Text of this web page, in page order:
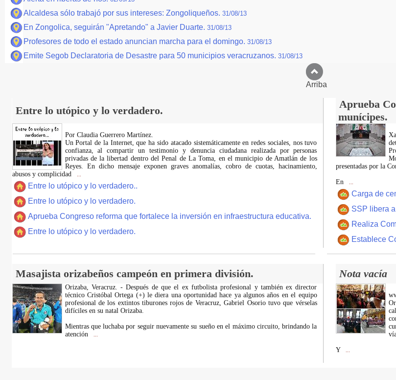
Alcaldesa sólo trabajó por sus intereses: Zongoliqueños. 31/08/13
En Zongolica, seguirán "Apretando" a Javier Duarte. 31/08/13
Profesores de todo el estado anuncian marcha para el domingo. 31/08/13
Emite Segob Declaratoria de Desastre para 50 municipios veracruzanos. 31/08/13
Arriba
Entre lo utópico y lo verdadero.
Aprueba
munícipes.
Por Claudia Guerrero Martínez.
​Un Portal de la Internet, que ha sido atacado sistemáticamente en redes sociales, nos tuvo
confianza, al compartir un testimonio y denuncia ciudadana realizada por personas
privadas de la libertad dentro del Penal de La Toma, en el municipio de Amatlán de los
Reyes. En dicho mensaje exponen graves anomalías, cobro de cuotas, hacinamiento,
abusos y complicidad
Entre lo utópico y lo verdadero..
Entre lo utópico y lo verdadero.
Aprueba Congreso reforma que fortalece la inversión en infraestructura educativa.
Entre lo utópico y lo verdadero.
presentadas por la
En
Carga de
SSP libera
Realiza
Establece
Masajista orizabeños campeón en primera división. Nota vacía
Orizaba, Veracruz. - Después de que el ex futbolista profesional y también ex director
técnico Cristóbal Ortega (+) le diera una oportunidad hace ya algunos años en el equipo
profesional de los extintos tiburones rojos de Veracruz, Gabriel Osorio tuvo que vérselas
difíciles en su natal Orizaba.
Mientras que luchaba por seguir nuevamente su sueño en el máximo circuito, brindando la
atención
Y